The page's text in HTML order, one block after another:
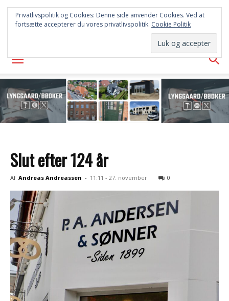
FREDERICIA
AVISEN
Slut efter 124 år
Af Andreas Andreassen - 11:11 - 27. november 0
Privatlivspolitik og Cookies: Denne side anvender Cookies. Ved at
fortsætte accepterer du vores privatlivspolitik. Cookie Politik